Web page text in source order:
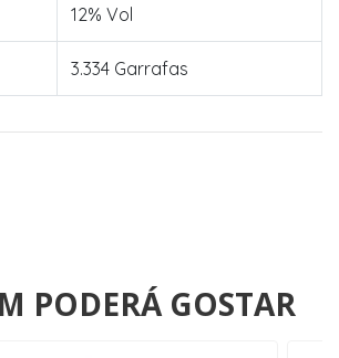
12% Vol
3.334 Garrafas
PODERÁ GOSTAR